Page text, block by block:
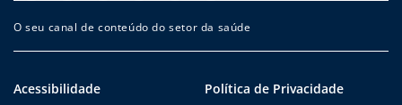
O seu canal de conteúdo do setor da saúde
Acessibilidade Política de Privacidade